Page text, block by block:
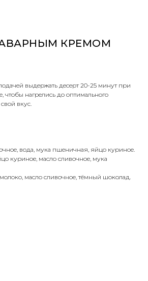
КРЕМОМ
выдержать десерт 20-25 минут при
чтобы нагрелись до оптимального
вкус.
вода, мука пшеничная, яйцо куриное.
куриное, масло сливочное, мука
масло сливочное, тёмный шоколад.